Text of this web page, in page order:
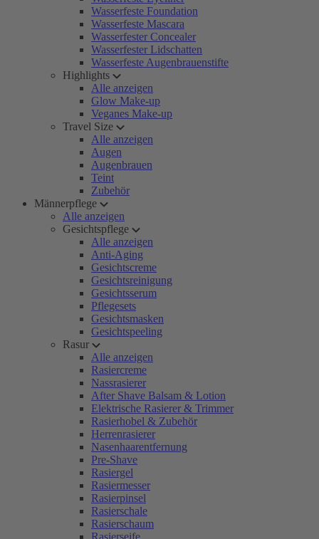
Wasserfeste Foundation
Wasserfeste Mascara
Wasserfester Concealer
Wasserfester Lidschatten
Wasserfeste Augenbrauenstifte
Highlights
Alle anzeigen
Glow Make-up
Veganes Make-up
Travel Size
Alle anzeigen
Augen
Augenbrauen
Teint
Zubehör
Männerpflege
Alle anzeigen
Gesichtspflege
Alle anzeigen
Anti-Aging
Gesichtscreme
Gesichtsreinigung
Gesichtsserum
Pflegesets
Gesichtsmasken
Gesichtspeeling
Rasur
Alle anzeigen
Rasiercreme
Nassrasierer
After Shave Balsam & Lotion
Elektrische Rasierer & Trimmer
Rasierhobel & Zubehör
Herrenrasierer
Nasenhaarentfernung
Pre-Shave
Rasiergel
Rasiermesser
Rasierpinsel
Rasierschale
Rasierschaum
Rasierseife